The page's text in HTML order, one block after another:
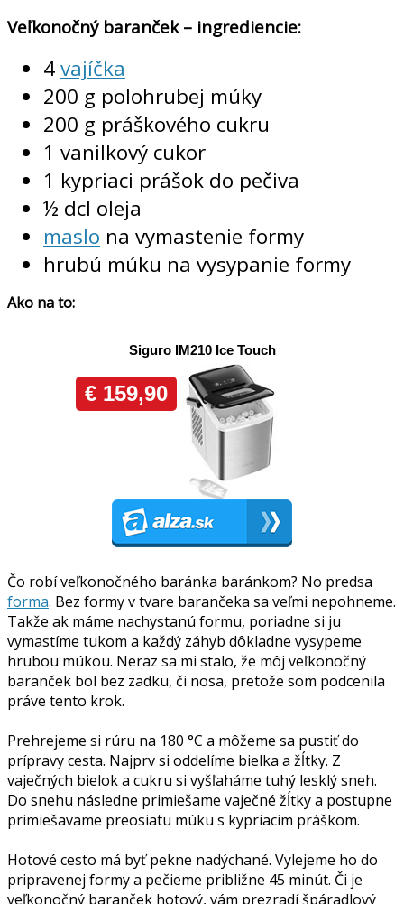
Veľkonočný baranček – ingrediencie:
4vajíčka
200 g polohrubej múky
200 g práškového cukru
1 vanilkový cukor
1 kypriaci prášok do pečiva
½ dcl oleja
maslo na vymastenie formy
hrubú múku na vysypanie formy
Ako na to:
Čo robí veľkonočného baránka baránkom? No predsa
forma. Bez formy v tvare barančeka sa veľmi nepohneme.
Takže ak máme nachystanú formu, poriadne si ju
vymastíme tukom a každý záhyb dôkladne vysypeme
hrubou múkou. Neraz sa mi stalo, že môj veľkonočný
baranček bol bez zadku, či nosa, pretože som podcenila
práve tento krok.
Prehrejeme si rúru na 180 °C a môžeme sa pustiť do
prípravy cesta. Najprv si oddelíme bielka a žĺtky. Z
vaječných bielok a cukru si vyšľaháme tuhý lesklý sneh.
Do snehu následne primiešame vaječné žĺtky a postupne
primiešavame preosiatu múku s kypriacim práškom.
Hotové cesto má byť pekne nadýchané. Vylejeme ho do
pripravenej formy a pečieme približne 45 minút. Či je
veľkonočný baranček hotový, vám prezradí špáradlový